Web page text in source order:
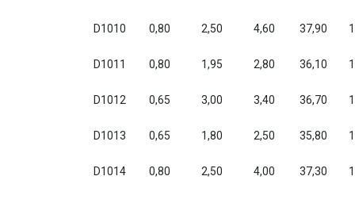
D1010 0,80 2,50 4,60 37,90
D1011 0,80 1,95 2,80 36,10
D1012 0,65 3,00 3,40 36,70
D1013 0,65 1,80 2,50 35,80
D1014 0,80 2,50 4,00 37,30